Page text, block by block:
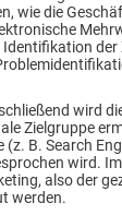
wie die
der
wird
Zielgruppe
B. Search
wird.
also der
werden.